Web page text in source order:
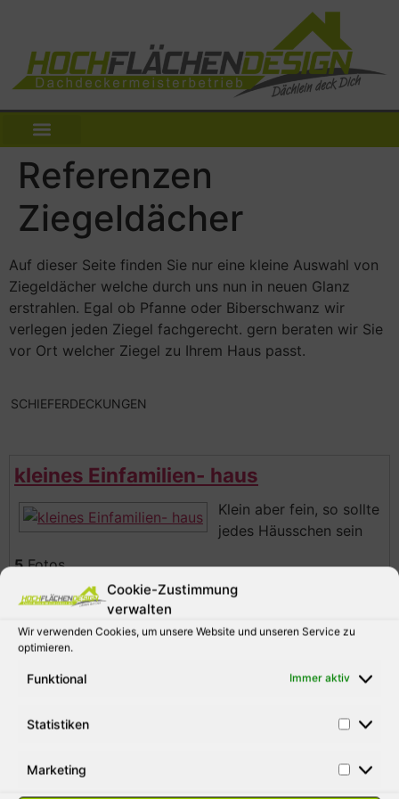
Cookie-Zustimmung
verwalten
Wir verwenden Cookies, um unsere Website und unseren Service zu
optimieren.
Funktional Immer aktiv
Statistiken
Marketing
Referenzen
Ziegeldächer
Auf dieser Seite finden Sie nur eine kleine Auswahl von
Ziegeldächer welche durch uns nun in neuen Glanz
erstrahlen. Egal ob Pfanne oder Biberschwanz wir
verlegen jeden Ziegel fachgerecht. gern beraten wir Sie
vor Ort welcher Ziegel zu Ihrem Haus passt.
SCHIEFERDECKUNGEN
kleines Einfamilien- haus
Klein aber fein, so sollte
jedes Häusschen sein
5Fotos
EFH mit Kupfer- bauteilen
Kupferwindleiste und
23Fotos
großes Bauernhaus